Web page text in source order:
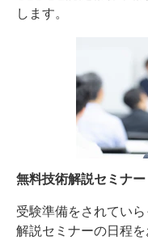
します。
無料技術解説セミナー
受験準備をされてい
解説セミナーの日程を